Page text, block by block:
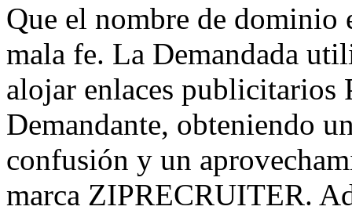
Que el nombre de dominio
mala fe. La Demandada
alojar enlaces publicitarios
Demandante, obteniendo
confusión y un
marca ZIPRECRUITER.